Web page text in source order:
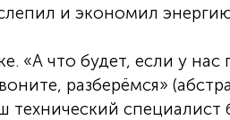
и экономил
«А что будет, если у
разберёмся»
специалист